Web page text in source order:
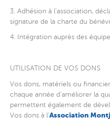
3. Adhésion à l’association,
signature de la charte du
4. Intégration auprès des
UTILISATION DE VOS DONS
Vos dons, matériels ou
chaque année d’améliorer la
permettent également de
Vos dons à l’Association